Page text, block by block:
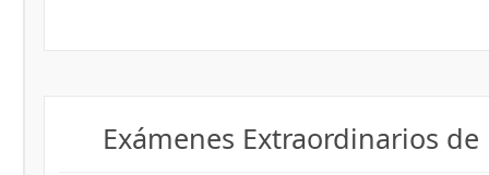
Exámenes Extraordinarios